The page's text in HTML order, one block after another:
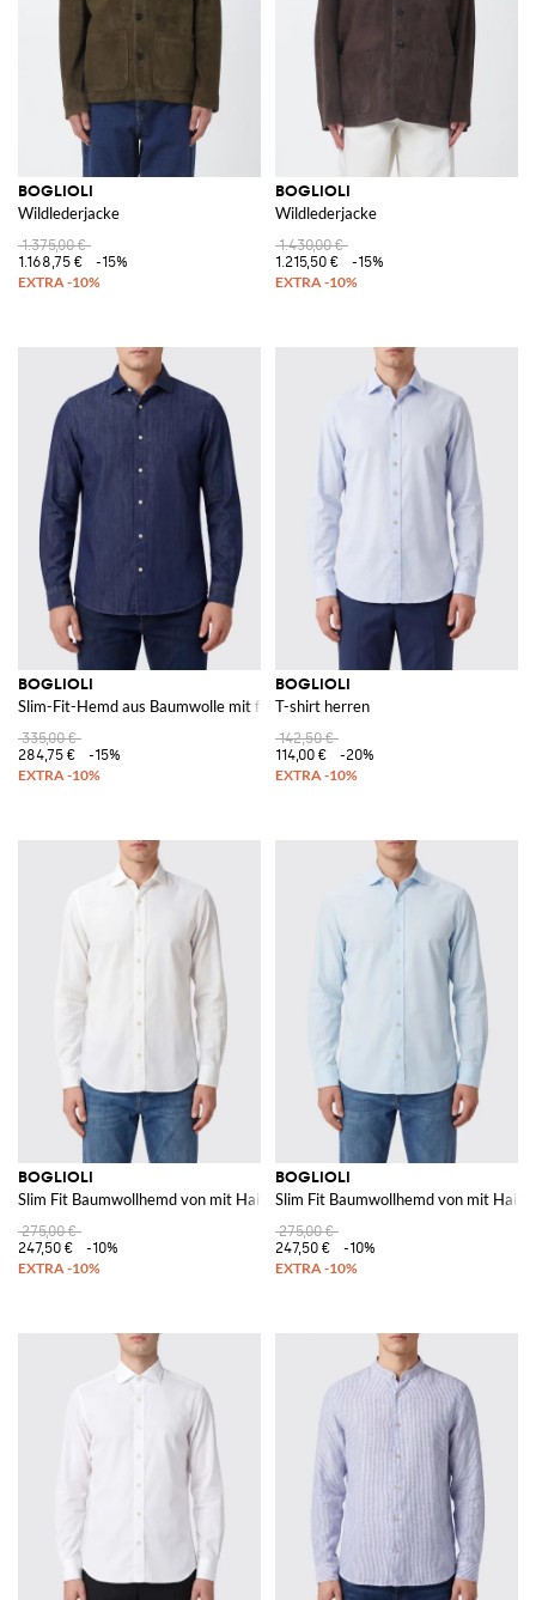
BOGLIOLI
Wildlederjacke
1.375,00 €
1.168,75 €
-15%
BOGLIOLI
Wildlederjacke
1.430,00 €
1.215,50 €
-15%
BOGLIOLI
Slim-Fit-Hemd aus Baumwolle mit französischem Kragen
335,00 €
284,75 €
-15%
BOGLIOLI
T-shirt herren
142,50 €
114,00 €
-20%
BOGLIOLI
Slim Fit Baumwollhemd von mit Haifischkragen und langen Ärmeln
275,00 €
247,50 €
-10%
BOGLIOLI
Slim Fit Baumwollhemd von mit
275,00 €
247,50 €
-10%